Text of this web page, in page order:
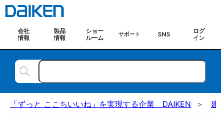
会社
情報
製品
情報
ショー
ルーム
サポート SNS
ログ
イン
「ずっと ここちいいね」を実現する企業 DAIKEN 建